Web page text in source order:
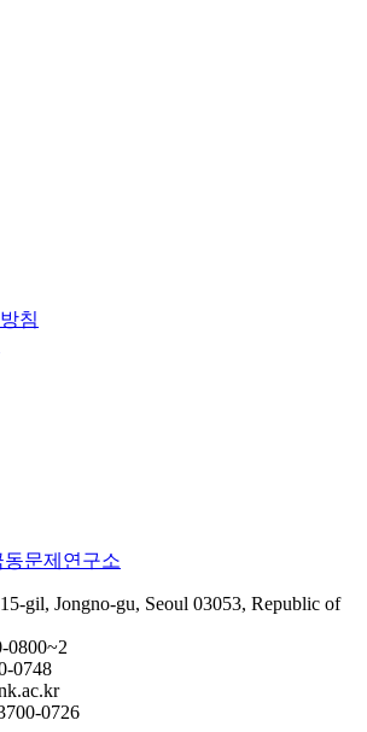
침
문제연구소
gil, Jongno-gu, Seoul 03053, Republic of
0800~2
0748
0726